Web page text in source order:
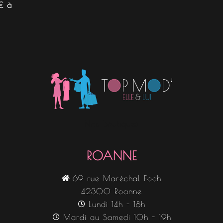
à
ROANNE
69 rue Maréchal Foch
42300 Roanne
Lundi 14h - 18h
Mardi au Samedi 10h - 19h